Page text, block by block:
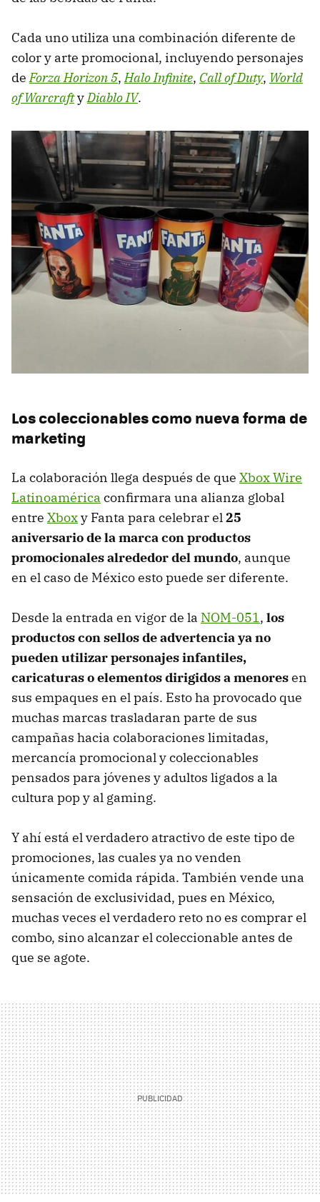
Cada uno utiliza una combinación diferente de
color y arte promocional, incluyendo personajes
deForza Horizon 5,Halo Infinite, Call of Duty, World
of WarcraftyDiablo IV.
Los coleccionables como nueva forma de
marketing
La colaboración llega después de que Xbox Wire
Latinoamérica confirmara una alianza global
entre Xboxy Fanta para celebrar el25
aniversario de la marca con productos
promocionales alrededor del mundo, aunque
en el caso de México esto puede ser diferente.
Desde la entrada en vigor de la NOM-051, los
productos con sellos de advertencia ya no
pueden utilizar personajes infantiles,
caricaturas o elementos dirigidos a menoresen
sus empaques en el país. Esto ha provocado que
muchas marcas trasladaran parte de sus
campañas hacia colaboraciones limitadas,
mercancía promocional y coleccionables
pensados para jóvenes y adultos ligados a la
cultura pop y al gaming.
Y ahí está el verdadero atractivo de este tipo de
promociones, las cuales ya no venden
únicamente comida rápida. También vende una
sensación de exclusividad, pues en México,
muchas veces el verdadero reto no es comprar el
combo, sino alcanzar el coleccionable antes de
que se agote.